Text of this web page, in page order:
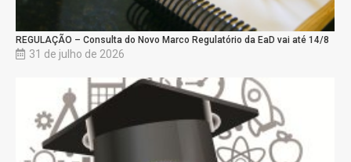
REGULAÇÃO – Consulta do Novo Marco Regulatório da EaD vai até 14/8
31 de julho de 2026